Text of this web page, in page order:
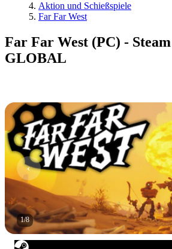
Aktion und Schießspiele
Far Far West
Far Far West (PC) -
GLOBAL
1/8